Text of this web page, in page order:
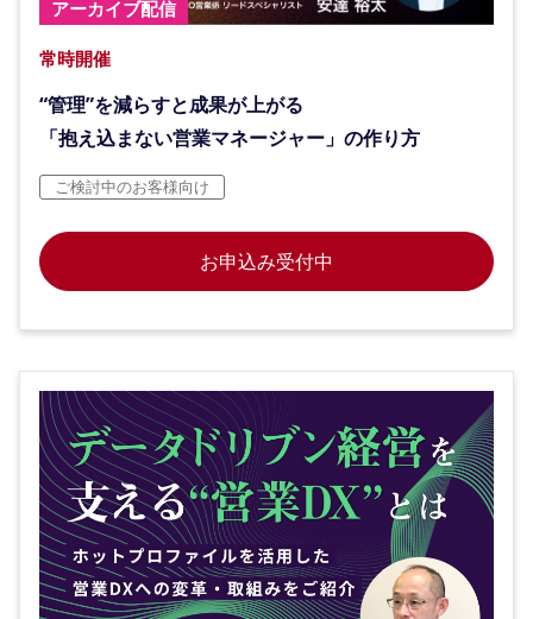
アーカイブ配信
常時開催
“管理”を減らすと成果が上がる
「抱え込まない営業マネージャー」の作り方
ご検討中のお客様向け
お申込み受付中